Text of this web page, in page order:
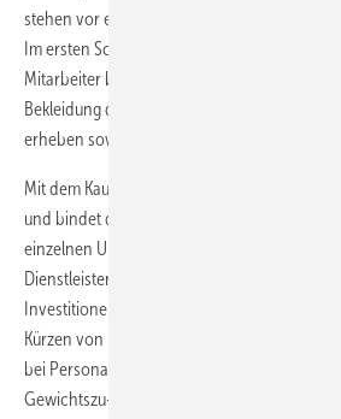
stehen vor einer großen finanziellen und
Im ersten Schritt müssen sie den
Mitarbeiter bestimmen; das heißt, die
Bekleidung definieren, Tragegewohnheiten
erheben sowie Artikelart und -anzahl, Farben
Mit dem Kauf der Berufskleidung tätigt der
und bindet dadurch Kapital. Dabei sind die
einzelnen Unternehmers in der Regel oft
Dienstleister aufgrund größerer Stückzahlen
Investitionen folgen: Eine individuelle
Kürzen von Hosen, muss das Unternehmen
bei Personalwechsel, Verschleiss oder
Gewichtszu-/abnahme entstehen